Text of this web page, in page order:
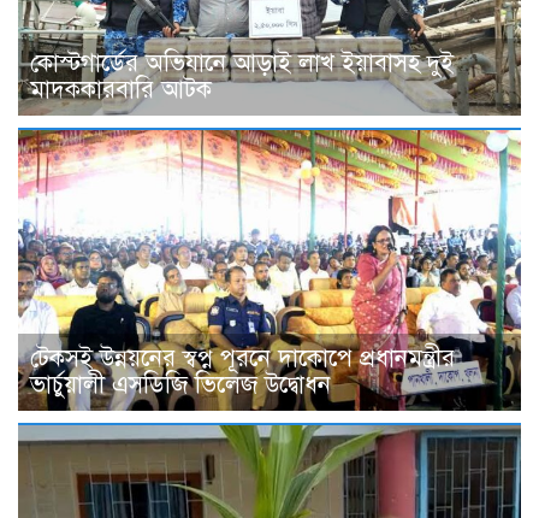
কোস্টগার্ডের অভিযানে আড়াই লাখ ইয়াবাসহ দুই
মাদককারবারি আটক
টেকসই উন্নয়নের স্বপ্ন পূরনে দাকোপে প্রধানমন্ত্রীর
ভার্চুয়ালী এসডিজি ভিলেজ উদ্বোধন